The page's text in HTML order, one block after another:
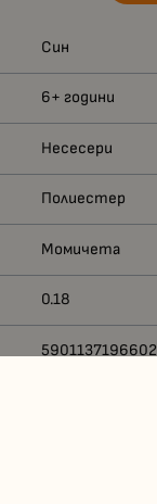
Син
6+ години
Несесери
Полиестер
Момичета
0.18
5901137196602